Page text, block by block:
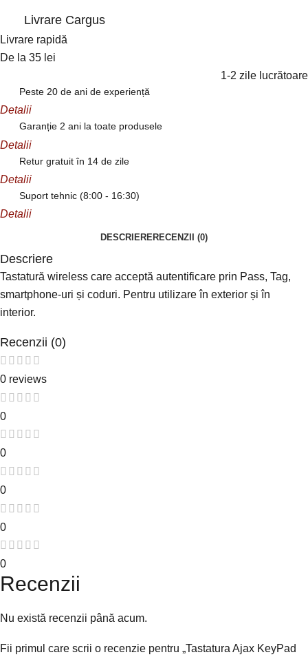
Livrare Cargus
Livrare rapidă
De la 35 lei
1-2 zile lucrătoare
Peste 20 de ani de experiență
Detalii
Garanție 2 ani la toate produsele
Detalii
Retur gratuit în 14 de zile
Detalii
Suport tehnic (8:00 - 16:30)
Detalii
DESCRIERERECENZII (0)
Descriere
Tastatură wireless care acceptă autentificare prin Pass, Tag,
smartphone-uri și coduri. Pentru utilizare în exterior și în
interior.
Recenzii (0)
0 reviews
0
0
0
0
0
Recenzii
Nu există recenzii până acum.
Fii primul care scrii o recenzie pentru „Tastatura Ajax KeyPad